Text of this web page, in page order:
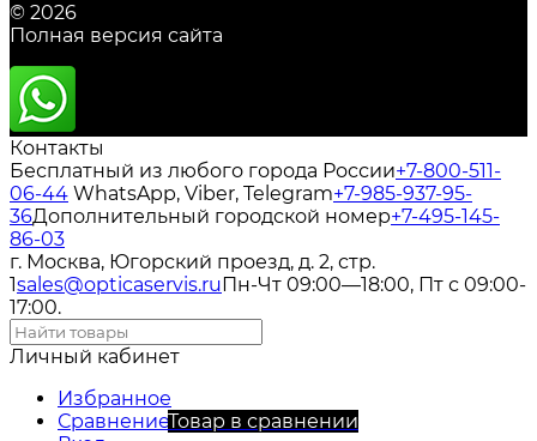
© 2026
Полная версия сайта
Контакты
Бесплатный из любого города России+7-800-511-
06-44 WhatsApp, Viber, Telegram+7-985-937-95-
36Дополнительный городской номер+7-495-145-
86-03
г. Москва, Югорский проезд, д. 2, стр.
1sales@opticaservis.ruПн-Чт 09:00—18:00, Пт с 09:00-
17:00.
Личный кабинет
Избранное
СравнениеТовар в сравнении